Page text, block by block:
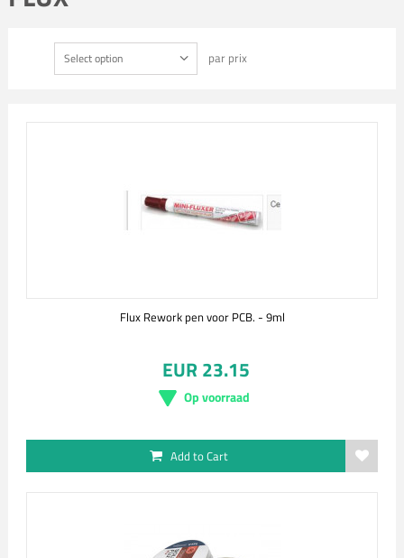
Select option par prix
Flux Rework pen voor PCB. - 9ml
EUR 23.15
Op voorraad
Add to Cart